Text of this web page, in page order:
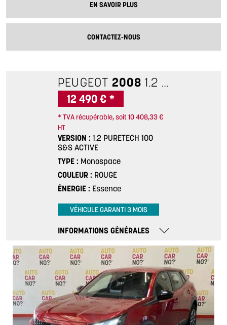
EN SAVOIR PLUS
CONTACTEZ-NOUS
PEUGEOT 2008 1.2 PURETECH 100 S&S ACTIVE
12 490 € *
* TVA récupérable, soit 10 408,33 €
HT
VERSION
1.2 PURETECH 100
S&S ACTIVE
TYPE
Monospace
COULEUR
ROUGE
ÉNERGIE
Essence
VÉHICULE GARANTI 3 MOIS
INFORMATIONS GÉNÉRALES